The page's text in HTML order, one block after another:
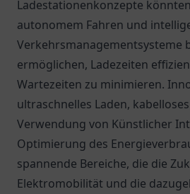
Ladestationenkonzepte
autonomem Fahren und
Verkehrsmanagementsysteme
ermöglichen, Ladezeiten
Wartezeiten zu minimieren.
ultraschnelles Laden,
Verwendung von Künstlicher
Optimierung des
spannende Bereiche, die die
Elektromobilität und die